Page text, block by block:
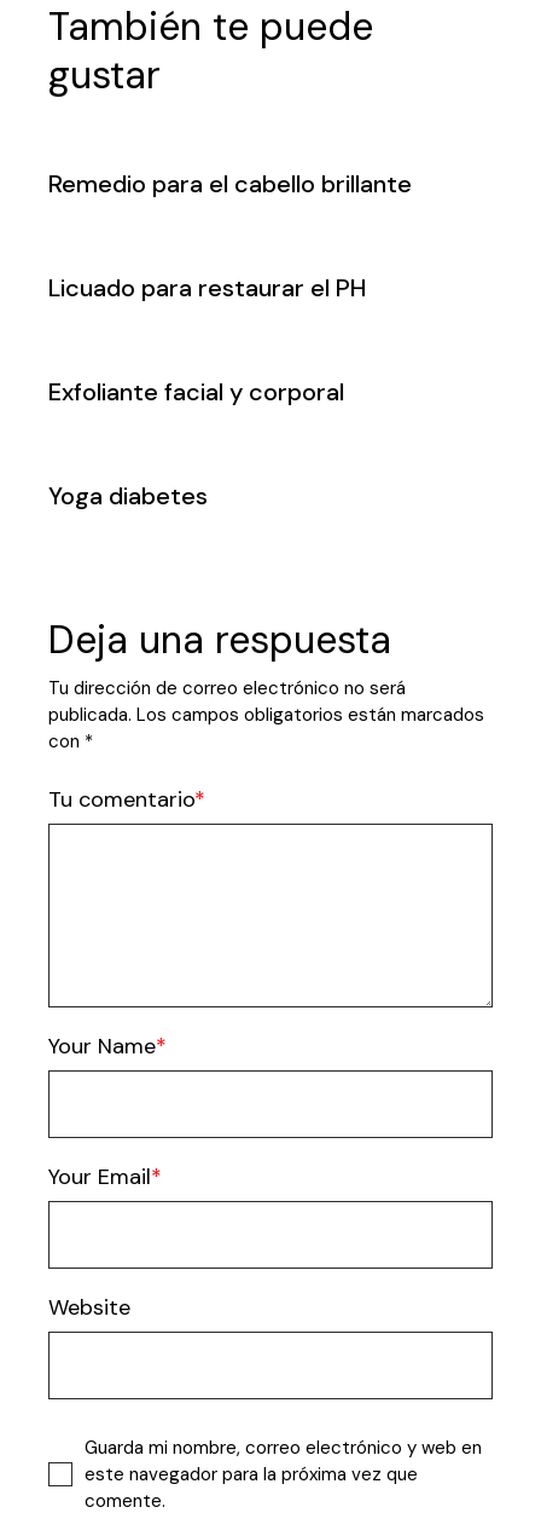
También te puede
gustar
Remedio para el cabello brillante
Licuado para restaurar el PH
Exfoliante facial y corporal
Yoga diabetes
Deja una respuesta
Tu dirección de correo electrónico no será
publicada. Los campos obligatorios están marcados
con *
Tu comentario
Your Name
Your Email
Website
Guarda mi nombre, correo electrónico y web en
este navegador para la próxima vez que
comente.